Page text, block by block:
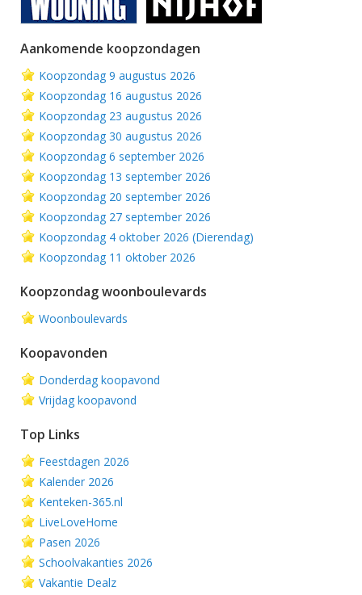
Aankomende koopzondagen
Koopzondag 9 augustus 2026
Koopzondag 16 augustus 2026
Koopzondag 23 augustus 2026
Koopzondag 30 augustus 2026
Koopzondag 6 september 2026
Koopzondag 13 september 2026
Koopzondag 20 september 2026
Koopzondag 27 september 2026
Koopzondag 4 oktober 2026 (Dierendag)
Koopzondag 11 oktober 2026
Koopzondag woonboulevards
Woonboulevards
Koopavonden
Donderdag koopavond
Vrijdag koopavond
Top Links
Feestdagen 2026
Kalender 2026
Kenteken-365.nl
LiveLoveHome
Pasen 2026
Schoolvakanties 2026
Vakantie Dealz